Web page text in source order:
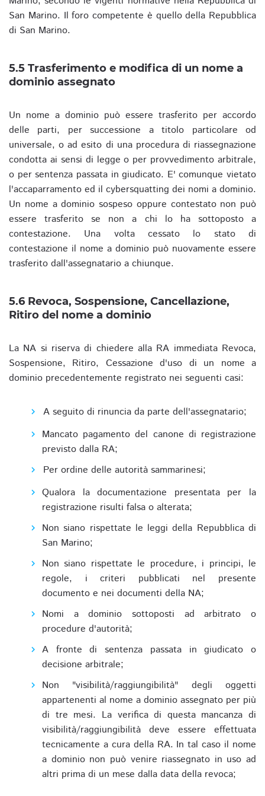
San Marino. Il foro competente è quello della Repubblica
di San Marino.
5.5 Trasferimento e modifica di un nome a
dominio assegnato
Un nome a dominio può essere trasferito per accordo
delle parti, per successione a titolo particolare od
universale, o ad esito di una procedura di riassegnazione
condotta ai sensi di legge o per provvedimento arbitrale,
o per sentenza passata in giudicato. E' comunque vietato
l'accaparramento ed il cybersquatting dei nomi a dominio.
Un nome a dominio sospeso oppure contestato non può
essere trasferito se non a chi lo ha sottoposto a
contestazione. Una volta cessato lo stato di
contestazione il nome a dominio può nuovamente essere
trasferito dall'assegnatario a chiunque.
5.6 Revoca, Sospensione, Cancellazione,
Ritiro del nome a dominio
La NA si riserva di chiedere alla RA immediata Revoca,
Sospensione, Ritiro, Cessazione d'uso di un nome a
dominio precedentemente registrato nei seguenti casi:
A seguito di rinuncia da parte dell'assegnatario;
Mancato pagamento del canone di registrazione
previsto dalla RA;
Per ordine delle autorità sammarinesi;
Qualora la documentazione presentata per la
registrazione risulti falsa o alterata;
Non siano rispettate le leggi della Repubblica di
San Marino;
Non siano rispettate le procedure, i principi, le
regole, i criteri pubblicati nel presente
documento e nei documenti della NA;
Nomi a dominio sottoposti ad arbitrato o
procedure d'autorità;
A fronte di sentenza passata in giudicato o
decisione arbitrale;
Non "visibilità/raggiungibilità" degli oggetti
appartenenti al nome a dominio assegnato per più
di tre mesi. La verifica di questa mancanza di
visibilità/raggiungibilità deve essere effettuata
tecnicamente a cura della RA. In tal caso il nome
a dominio non può venire riassegnato in uso ad
altri prima di un mese dalla data della revoca;